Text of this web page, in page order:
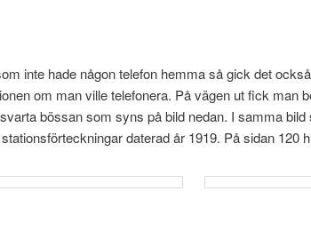
inte hade någon telefon hemma så gick det
om man ville telefonera. På vägen ut fick man
bössan som syns på bild nedan. I samma
daterad år 1919. På sidan 120